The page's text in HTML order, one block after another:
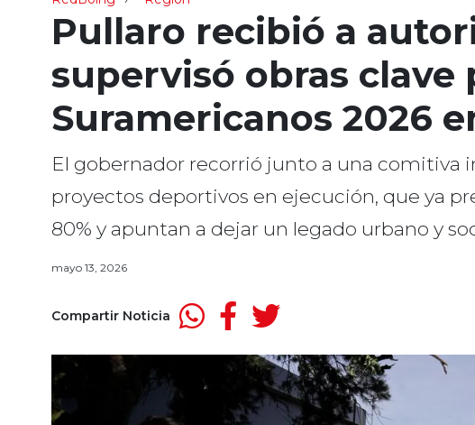
Pullaro recibió a
supervisó obras clave
Suramericanos 2026
El gobernador recorrió junto a una comitiva
proyectos deportivos en ejecución, que ya
80% y apuntan a dejar un legado urbano y
mayo 13, 2026
Compartir Noticia